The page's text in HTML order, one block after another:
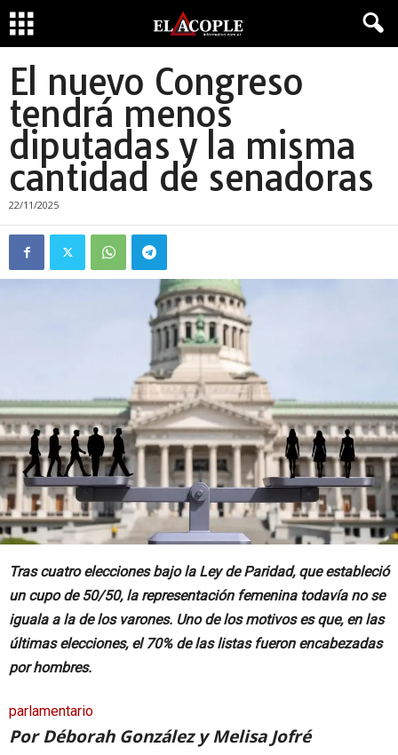
El nuevo Congreso
tendrá menos
diputadas y la misma
cantidad de senadoras
22/11/2025
Tras cuatro elecciones bajo la Ley de Paridad, que estableció
un cupo de 50/50, la representación femenina todavía no se
iguala a la de los varones. Uno de los motivos es que, en las
últimas elecciones, el 70% de las listas fueron encabezadas
por hombres.
parlamentario
Por Déborah González y Melisa Jofré